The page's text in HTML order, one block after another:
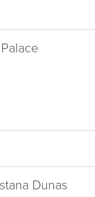
Dunas